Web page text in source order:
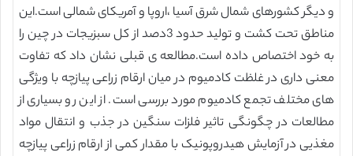
و دیگر کشورهای شمال شرق آسیا ،اروپا و آمریکای شمالی است.این
مناطق تحت کشت و تولید حدود 3دصد از کل سبزیجات در چین را
به خود اختصاص داده است.مطالعه ی قبلی نشان داد که تفاوت
معنی داری در غلظت کادمیوم در میان ارقام زراعی پیازچه با ویژگی
های مختلف تجمع کادمیوم مورد بررسی است. از این رو بسیاری از
مطالعات در چگونگی تاثیر فلزات سنگین در جذب و انتقال مواد
مغذیی در آزمایش هیدروپونیک با مقدار کمی از ارقام زراعی پیازچه